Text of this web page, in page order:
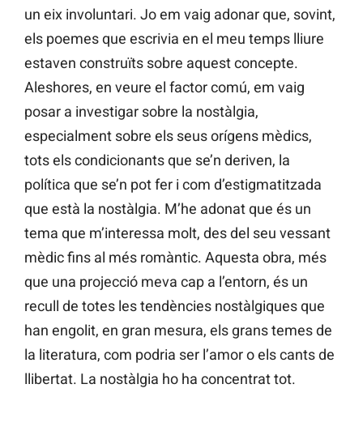
un eix involuntari. Jo em vaig adonar que, sovint,
els poemes que escrivia en el meu temps lliure
estaven construïts sobre aquest concepte.
Aleshores, en veure el factor comú, em vaig
posar a investigar sobre la nostàlgia,
especialment sobre els seus orígens mèdics,
tots els condicionants que se’n deriven, la
política que se’n pot fer i com d’estigmatitzada
que està la nostàlgia. M’he adonat que és un
tema que m’interessa molt, des del seu vessant
mèdic fins al més romàntic. Aquesta obra, més
que una projecció meva cap a l’entorn, és un
recull de totes les tendències nostàlgiques que
han engolit, en gran mesura, els grans temes de
la literatura, com podria ser l’amor o els cants de
llibertat. La nostàlgia ho ha concentrat tot.